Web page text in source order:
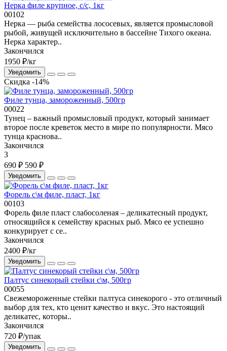
Нерка филе крупное, с/с, 1кг
00102
Нерка — рыба семейства лососевых, является промысловой
рыбой, живущей исключительно в бассейне Тихого океана.
Нерка характер..
Закончился
1950 ₽/кг
Уведомить
Скидка -14%
Филе тунца, замороженный, 500гр
00022
Тунец – важный промысловый продукт, который занимает
второе после креветок место в мире по популярности. Мясо
тунца краснова..
Закончился
3
690 ₽ 590 ₽
Уведомить
Форель с\м филе, пласт, 1кг
00103
Форель филе пласт слабосоленая – деликатесный продукт,
относящийся к семейству красных рыб. Мясо ее успешно
конкурирует с се..
Закончился
2400 ₽/кг
Уведомить
Палтус синекорый стейки с\м, 500гр
00055
Свежемороженные стейки палтуса синекорого - это отличный
выбор для тех, кто ценит качество и вкус. Это настоящий
деликатес, которы..
Закончился
720 ₽/упак
Уведомить